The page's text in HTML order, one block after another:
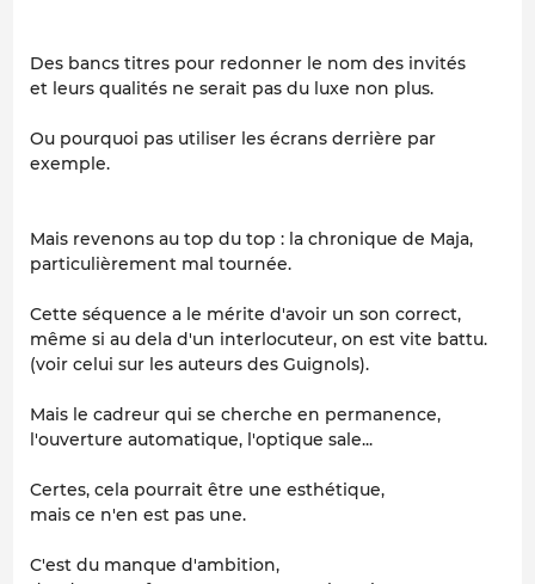
Des bancs titres pour redonner le nom des invités
et leurs qualités ne serait pas du luxe non plus.
Ou pourquoi pas utiliser les écrans derrière par
exemple.
Mais revenons au top du top : la chronique de Maja,
particulièrement mal tournée.
Cette séquence a le mérite d'avoir un son correct,
même si au dela d'un interlocuteur, on est vite battu.
(voir celui sur les auteurs des Guignols).
Mais le cadreur qui se cherche en permanence,
l'ouverture automatique, l'optique sale...
Certes, cela pourrait être une esthétique,
mais ce n'en est pas une.
C'est du manque d'ambition,